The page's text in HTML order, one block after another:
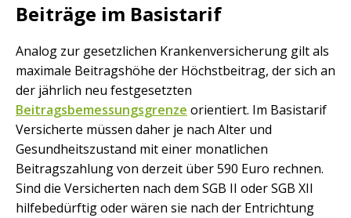
Beiträge im Basistarif
Analog zur gesetzlichen Krankenversicherung gilt als
maximale Beitragshöhe der Höchstbeitrag, der sich an
der jährlich neu festgesetzten
Beitragsbemessungsgrenze orientiert. Im Basistarif
Versicherte müssen daher je nach Alter und
Gesundheitszustand mit einer monatlichen
Beitragszahlung von derzeit über 590 Euro rechnen.
Sind die Versicherten nach dem SGB II oder SGB XII
hilfebedürftig oder wären sie nach der Entrichtung